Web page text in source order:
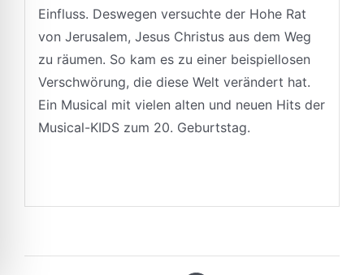
Einfluss. Deswegen versuchte der Hohe Rat
von Jerusalem, Jesus Christus aus dem Weg
zu räumen. So kam es zu einer beispiellosen
Verschwörung, die diese Welt verändert hat.
Ein Musical mit vielen alten und neuen Hits der
Musical-KIDS zum 20. Geburtstag.